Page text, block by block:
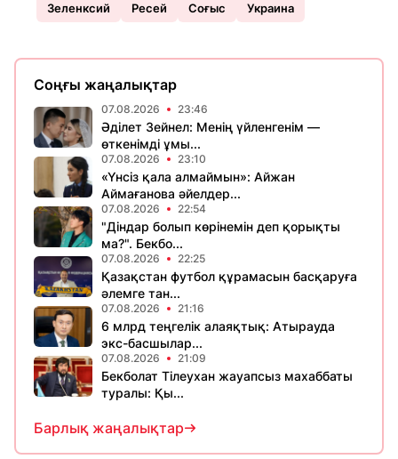
Зеленксий Ресей Соғыс Украина
Соңғы жаңалықтар
07.08.2026 23:46
Әділет Зейнел: Менің үйленгенім —
өткенімді ұмы...
07.08.2026 23:10
«Үнсіз қала алмаймын»: Айжан
Аймағанова әйелдер...
07.08.2026 22:54
"Діндар болып көрінемін деп қорықты
ма?". Бекбо...
07.08.2026 22:25
Қазақстан футбол құрамасын басқаруға
әлемге тан...
07.08.2026 21:16
6 млрд теңгелік алаяқтық: Атырауда
экс-басшылар...
07.08.2026 21:09
Бекболат Тілеухан жауапсыз махаббаты
туралы: Қы...
Барлық жаңалықтар